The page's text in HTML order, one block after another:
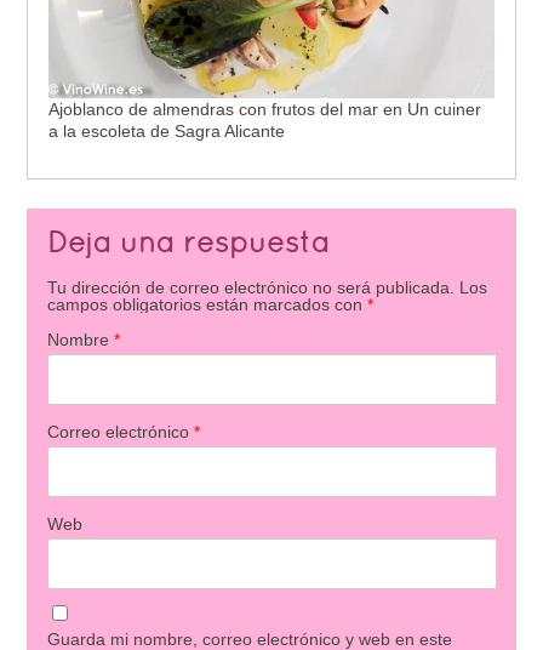
Ajoblanco de almendras con frutos del mar en Un cuiner
a la escoleta de Sagra Alicante
Deja una respuesta
Tu dirección de correo electrónico no será publicada.
Los
campos obligatorios están marcados con *
Nombre *
Correo electrónico *
Web
Guarda mi nombre, correo electrónico y web en este